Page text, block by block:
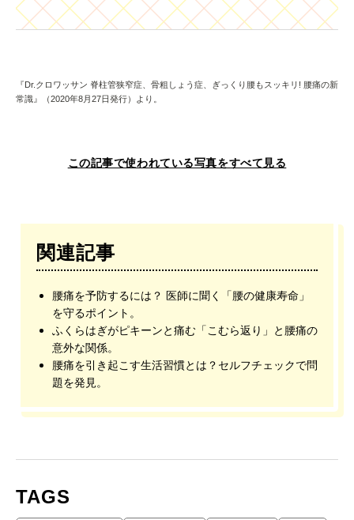
『Dr.クロワッサン 脊柱管狭窄症、骨粗しょう症、ぎっくり腰もスッキリ! 腰痛の新
常識』（2020年8月27日発行）より。
この記事で使われている写真をすべて見る
関連記事
腰痛を予防するには？ 医師に聞く「腰の健康寿命」
を守るポイント。
ふくらはぎがピキーンと痛む「こむら返り」と腰痛の
意外な関係。
腰痛を引き起こす生活習慣とは？セルフチェックで問
題を発見。
TAGS